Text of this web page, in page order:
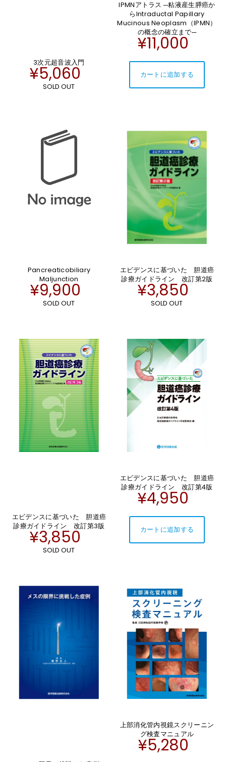
3次元超音波入門
¥5,060
SOLD OUT
IPMNアトラス ─粘液産生膵癌か
らIntraductal Papillary
Mucinous Neoplasm（IPMN）
の概念の確立まで─
¥11,000
Pancreaticobiliary
Maljunction
¥9,900
SOLD OUT
エビデンスに基づいた 胆道癌
診療ガイドライン 改訂第2版
¥3,850
SOLD OUT
エビデンスに基づいた 胆道癌
診療ガイドライン 改訂第3版
¥3,850
SOLD OUT
エビデンスに基づいた 胆道癌
診療ガイドライン 改訂第4版
¥4,950
上部消化管内視鏡スクリーニン
グ検査マニュアル
¥5,280